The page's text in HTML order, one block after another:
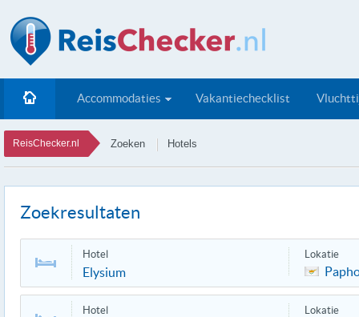
Accommodaties Vakantiechecklist
ReisChecker.nl Zoeken Hotels
Zoekresultaten
Hotel
Elysium
Lokatie
Hotel Lokatie